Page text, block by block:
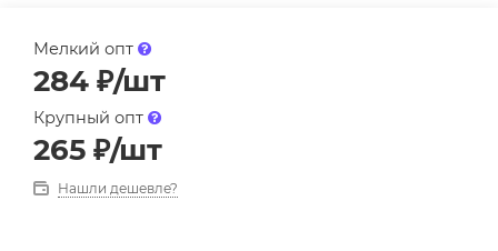
Мелкий опт
284 ₽/шт
Крупный опт
265 ₽/шт
Нашли дешевле?